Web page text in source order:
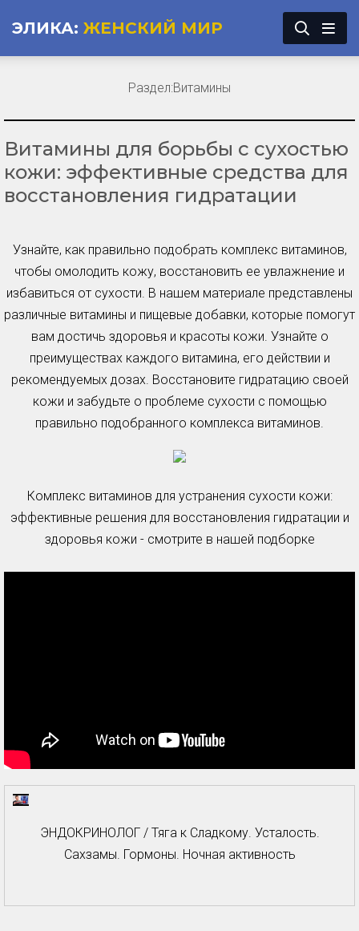
ЭЛИКА: ЖЕНСКИЙ МИР
Витамины для борьбы с сухостью
кожи: эффективные средства для
восстановления гидратации
Узнайте, как правильно подобрать комплекс витаминов,
чтобы омолодить кожу, восстановить ее увлажнение и
избавиться от сухости. В нашем материале представлены
различные витамины и пищевые добавки, которые помогут
вам достичь здоровья и красоты кожи. Узнайте о
преимуществах каждого витамина, его действии и
рекомендуемых дозах. Восстановите гидратацию своей
кожи и забудьте о проблеме сухости с помощью
правильно подобранного комплекса витаминов.
Комплекс витаминов для устранения сухости кожи:
эффективные решения для восстановления гидратации и
здоровья кожи - смотрите в нашей подборке
ЭНДОКРИНОЛОГ / Тяга к Сладкому. Усталость.
Сахзамы. Гормоны. Ночная активность
Раздел:Витамины